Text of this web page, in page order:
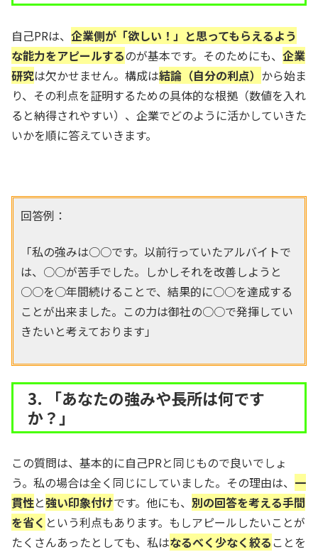
自己PRは、 企業側が「欲しい！」と思ってもらえるよう
な能力をアピールするのが基本です。そのためにも、 企業
研究は欠かせません。構成は結論（自分の利点） から始ま
り、その利点を証明するための具体的な根拠（数値を入れ
ると納得されやすい）、企業でどのように活かしていきた
いかを順に答えていきます。
回答例：
「私の強みは○○です。以前行っていたアルバイトで
は、○○が苦手でした。しかしそれを改善しようと
○○を○年間続けることで、結果的に○○を達成する
ことが出来ました。この力は御社の○○で発揮してい
きたいと考えております」
3. 「あなたの強みや長所は何です
か？」
この質問は、基本的に自己PRと同じもので良いでしょ
う。私の場合は全く同じにしていました。その理由は、 一
貫性と強い印象付けです。他にも、 別の回答を考える手間
を省く という利点もあります。もしアピールしたいことが
たくさんあったとしても、私はなるべく少なく絞る ことを